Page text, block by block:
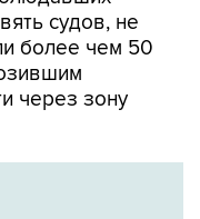
судов, не
более чем 50
через зону